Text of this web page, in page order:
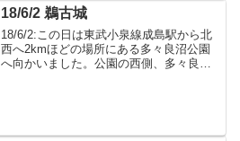
18/6/2 鵜古城
18/6/2:この日は東武小泉線成島駅から北
西へ2kmほどの場所にある多々良沼公園
へ向かいました。公園の西側、多々良沼